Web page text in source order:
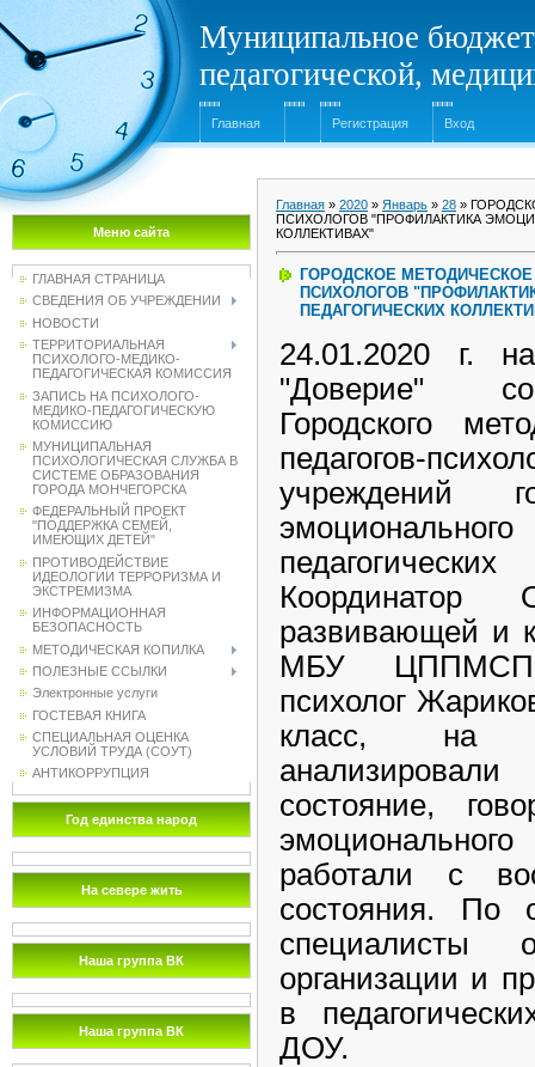
Муниципальное
педагогической,
Главная Регистрация Вход
Меню сайта
ГЛАВНАЯ СТРАНИЦА
СВЕДЕНИЯ ОБ УЧРЕЖДЕНИИ
НОВОСТИ
ТЕРРИТОРИАЛЬНАЯ
ПСИХОЛОГО-МЕДИКО-
ПЕДАГОГИЧЕСКАЯ КОМИССИЯ
ЗАПИСЬ НА ПСИХОЛОГО-
МЕДИКО-ПЕДАГОГИЧЕСКУЮ
КОМИССИЮ
МУНИЦИПАЛЬНАЯ
ПСИХОЛОГИЧЕСКАЯ СЛУЖБА В
СИСТЕМЕ ОБРАЗОВАНИЯ
ГОРОДА МОНЧЕГОРСКА
ФЕДЕРАЛЬНЫЙ ПРОЕКТ
"ПОДДЕРЖКА СЕМЕЙ,
ИМЕЮЩИХ ДЕТЕЙ"
ПРОТИВОДЕЙСТВИЕ
ИДЕОЛОГИИ ТЕРРОРИЗМА И
ЭКСТРЕМИЗМА
ИНФОРМАЦИОННАЯ
БЕЗОПАСНОСТЬ
МЕТОДИЧЕСКАЯ КОПИЛКА
ПОЛЕЗНЫЕ ССЫЛКИ
Электронные услуги
ГОСТЕВАЯ КНИГА
СПЕЦИАЛЬНАЯ ОЦЕНКА
УСЛОВИЙ ТРУДА (СОУТ)
АНТИКОРРУПЦИЯ
Год единства народ
На севере жить
Наша группа ВК
Наша группа ВК
Главная » 2020 » Январь » 28 »
ПСИХОЛОГОВ "ПРОФИЛАКТИКА
КОЛЛЕКТИВАХ"
ГОРОДСКОЕ
ПСИХОЛОГОВ
ПЕДАГОГИЧЕСКИХ
24.01.2020 г.
"Доверие"
Городского
педагогов-
учреждений
Координатор
развивающей и
МБУ ЦППМСП
психолог
класс, на
состояние,
работали с
состояния. По
специалисты
организации и
в
ДОУ.